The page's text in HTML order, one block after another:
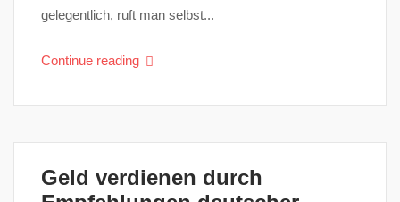
gelegentlich, ruft man selbst...
Continue reading
Geld verdienen durch